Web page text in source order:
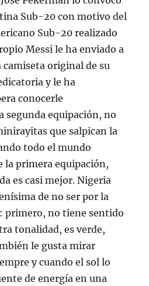
Sub-20 con motivo del
Sub-20 realizado
Messi le ha enviado a
camiseta original de su
y le ha
conocerle
segunda equipación, no
que salpican la
todo el mundo
la primera equipación,
es casi mejor. Nigeria
de no ser por la
primero, no tiene sentido
tonalidad, es verde,
le gusta mirar
y cuando el sol lo
de energía en una